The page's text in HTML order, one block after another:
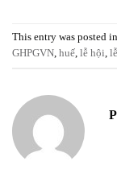
This entry was posted in
GHPGVN, huế, lễ hội,